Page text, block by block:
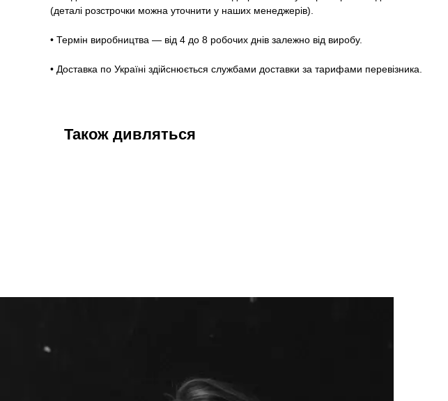
(деталі розстрочки можна уточнити у наших менеджерів).
• Термін виробництва — від 4 до 8 робочих днів залежно від виробу.
• Доставка по Україні здійснюється службами доставки за тарифами перевізника.
Також дивляться